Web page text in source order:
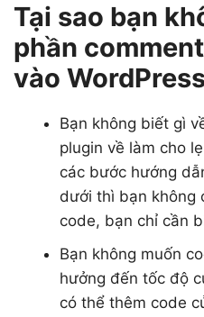
Tại sao bạn
phần
vào
Bạn không biết gì
plugin về làm cho
các bước hướng
dưới thì bạn không
code, bạn chỉ cần
Bạn không muốn
hưởng đến tốc độ
có thể thêm code